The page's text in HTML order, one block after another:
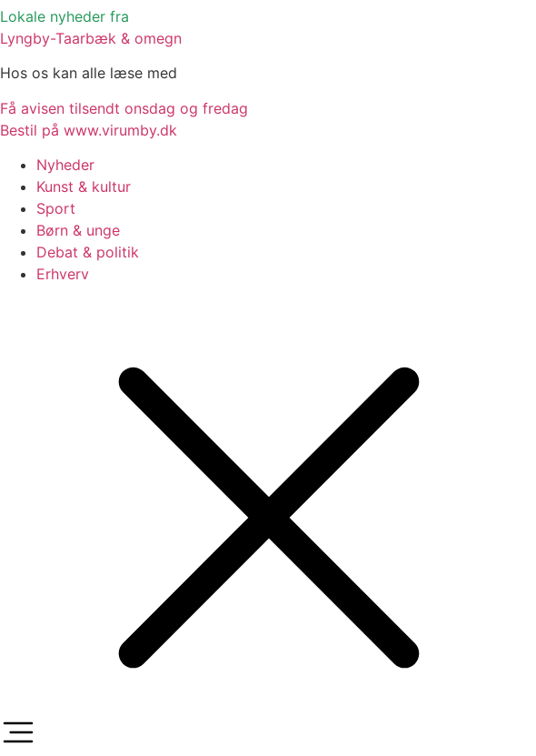
Lokale nyheder fra
Lyngby-Taarbæk & omegn
Hos os kan alle læse med
Få avisen tilsendt onsdag og fredag
Bestil på www.virumby.dk
Nyheder
Kunst & kultur
Sport
Børn & unge
Debat & politik
Erhverv